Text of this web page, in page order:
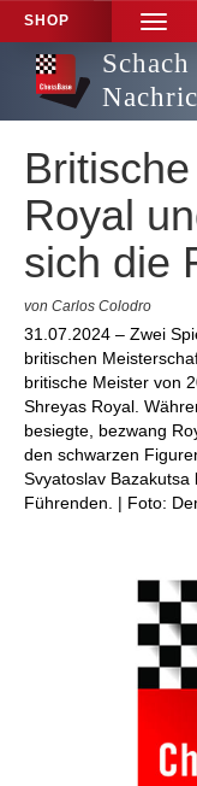
SHOP
TOGGLE
Schach
Royal
sich die
von Carlos Colodro
31.07.2024 – Zwei
britischen
britische Meister von
Shreyas Royal.
besiegte, bezwang
den schwarzen
Svyatoslav
Führenden. | Foto: